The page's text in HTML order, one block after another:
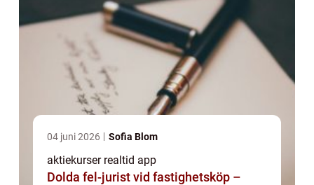
04 juni 2026 Sofia Blom
aktiekurser realtid app
Dolda fel-jurist vid fastighetsköp –